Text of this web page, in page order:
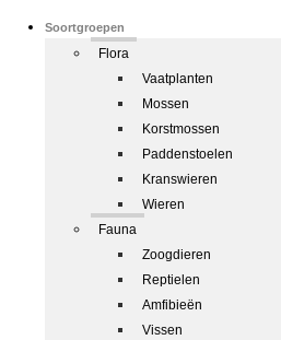
Soortgroepen
Flora
Vaatplanten
Mossen
Korstmossen
Paddenstoelen
Kranswieren
Wieren
Fauna
Zoogdieren
Reptielen
Amfibieën
Vissen